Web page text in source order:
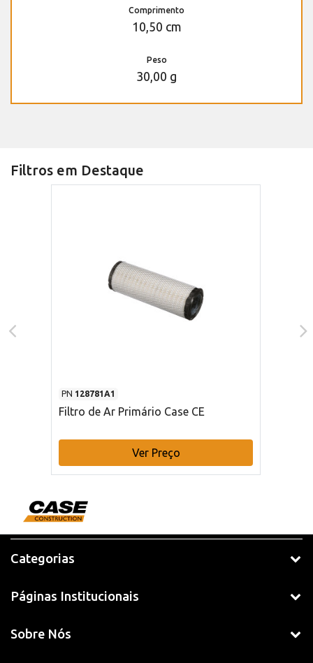
Comprimento
10,50 cm
Peso
30,00 g
Filtros em Destaque
PN 128781A1
Filtro de Ar Primário Case CE
Ver Preço
Categorias
Páginas Institucionais
Sobre Nós